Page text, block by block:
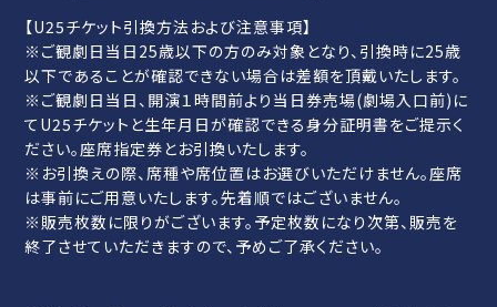
【U25チケット引換方法および注意事項】
※ご観劇日当日25歳以下の方のみ対象となり、引換時に25歳
以下であることが確認できない場合は差額を頂戴いたします。
※ご観劇日当日、開演１時間前より当日券売場(劇場入口前)に
てU25チケットと生年月日が確認できる身分証明書をご提示く
ださい。座席指定券とお引換いたします。
※お引換えの際、席種や席位置はお選びいただけません。座席
は事前にご用意いたします。先着順ではございません。
※販売枚数に限りがございます。予定枚数になり次第、販売を
終了させていただきますので、予めご了承ください。